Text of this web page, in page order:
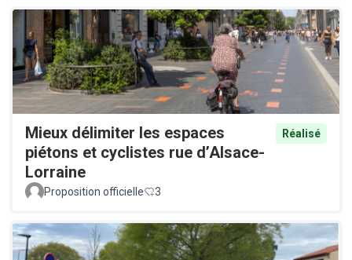
Mieux délimiter les espaces
piétons et cyclistes rue d’Alsace-
Lorraine
Réalisé
Proposition officielle 3